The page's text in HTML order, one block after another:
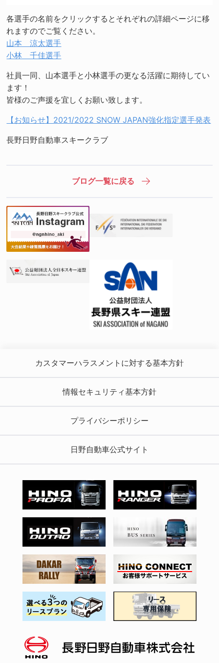
各選手の名前をクリックするとそれぞれの詳細ページに移
れますのでご覧ください。
山本 涼太選手
小林 千佳選手
社員一同、山本選手と小林選手の更なる活躍に期待してい
ます！
皆様のご声援を宜しくお願い致します。
【お知らせ】2021/2022 SNOW JAPAN強化指定選手発表
長野日野自動車スキークラブ
ブログ一覧に戻る
カスタマーハラスメントに対する基本方針
情報セキュリティ基本方針
プライバシーポリシー
日野自動車公式サイト